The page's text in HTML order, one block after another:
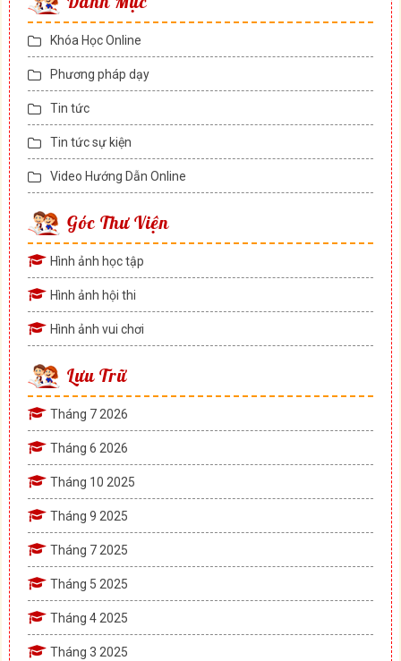
Khóa Học Online
Phương pháp dạy
Tin tức
Tin tức sự kiện
Video Hướng Dẫn Online
Góc Thư Viện
Hình ảnh học tập
Hình ảnh hội thi
Hình ảnh vui chơi
Lưu Trữ
Tháng 7 2026
Tháng 6 2026
Tháng 10 2025
Tháng 9 2025
Tháng 7 2025
Tháng 5 2025
Tháng 4 2025
Tháng 3 2025